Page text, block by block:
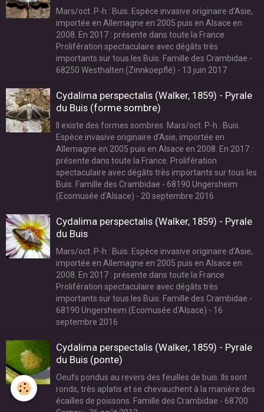
Mars/oct. P-h : Buis. Espèce invasive originaire d'Asie,
importée en Allemagne en 2005 puis en Alsace en
2008. En 2017 : présente dans toute la France.
Prolifération spectaculaire avec dégâts très
importants sur tous les Buis. Famille des Crambidae -
68250 Westhalten (Zinnkoepflé) - 13 juin 2017
Cydalima perspectalis (Walker, 1859) - Pyrale
du Buis (forme sombre)
Il existe des formes sombres. Mars/oct. P-h : Buis.
Espèce invasive originaire d'Asie, importée en
Allemagne en 2005 puis en Alsace en 2008. En 2017 :
présente dans toute la France. Prolifération
spectaculaire avec dégâts très importants sur tous les
Buis. Famille des Crambidae - 68190 Ungersheim
(Ecomusée d'Alsace) - 20 septembre 2016
Cydalima perspectalis (Walker, 1859) - Pyrale
du Buis
Mars/oct. P-h : Buis. Espèce invasive originaire d'Asie,
importée en Allemagne en 2005 puis en Alsace en
2008. En 2017 : présente dans toute la France.
Prolifération spectaculaire avec dégâts très
importants sur tous les Buis. Famille des Crambidae -
68190 Ungersheim (Ecomusée d'Alsace) - 16
septembre 2016
Cydalima perspectalis (Walker, 1859) - Pyrale
du Buis (ponte)
Oeufs pondus au revers des feuilles de buis. Ils sont
ronds, très aplatis et se chevauchent à la manière des
écailles de poissons. Famille des Crambidae - 68700